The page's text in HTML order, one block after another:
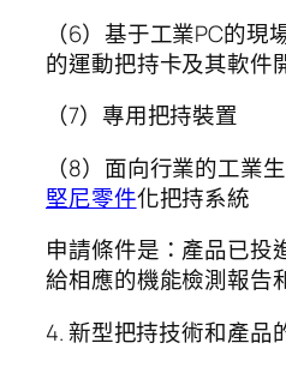
（6）基于工業PC的
的運動把持卡及其軟件
（7）專用把持裝置
（8）面向行業的工業
堅尼零件化把持系統
申請條件是：產品已投
給相應的機能檢測報告
4. 新型把持技術和產品